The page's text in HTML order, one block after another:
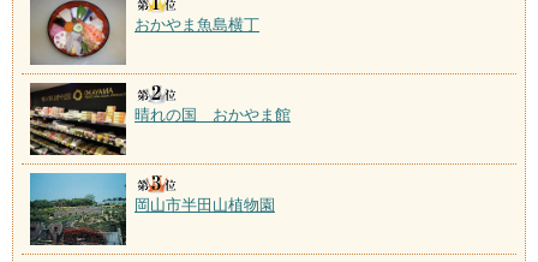
おかやま魚島横丁
晴れの国 おかやま館
岡山市半田山植物園